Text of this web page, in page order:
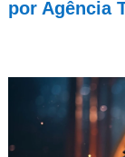
por Agência